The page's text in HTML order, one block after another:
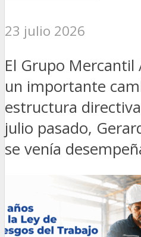
23 julio 2026
El Grupo
un importante
estructura
julio pasado,
se venía